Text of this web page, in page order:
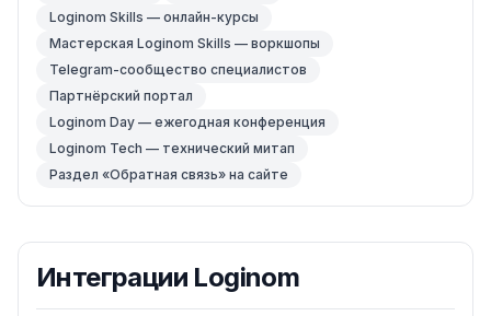
Loginom Skills — онлайн-курсы
Мастерская Loginom Skills — воркшопы
Telegram-сообщество специалистов
Партнёрский портал
Loginom Day — ежегодная конференция
Loginom Tech — технический митап
Раздел «Обратная связь» на сайте
Интеграции Loginom